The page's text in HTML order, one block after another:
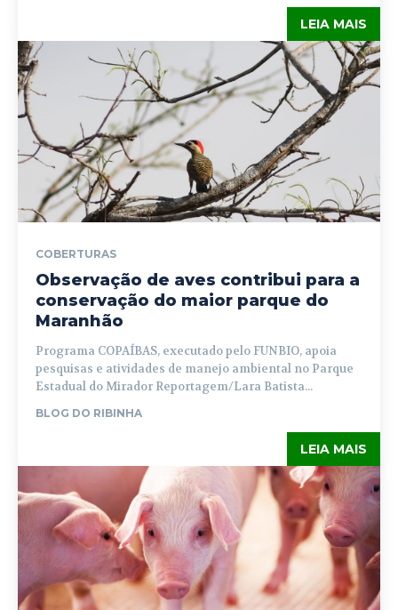
LEIA MAIS
COBERTURAS
Observação de aves contribui para a
conservação do maior parque do
Maranhão
Programa COPAÍBAS, executado pelo FUNBIO, apoia
pesquisas e atividades de manejo ambiental no Parque
Estadual do Mirador Reportagem/Lara Batista...
BLOG DO RIBINHA
LEIA MAIS